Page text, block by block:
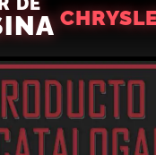
DE LIMUSINA
CON
un servicio de traslados
Valencia. Los servicios